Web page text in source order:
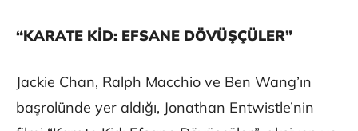
“KARATE KİD: EFSANE DÖVÜŞÇÜLER”
Jackie Chan, Ralph Macchio ve Ben Wang’ın
başrolünde yer aldığı, Jonathan Entwistle’nin